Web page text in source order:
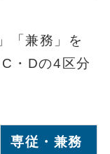
「兼務」を
・Dの4区分
専従・兼務